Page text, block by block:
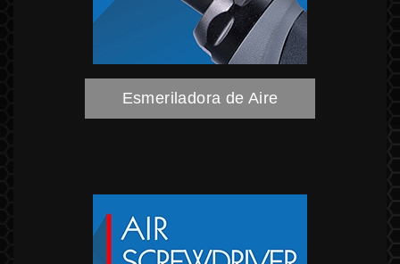
Esmeriladora de Aire